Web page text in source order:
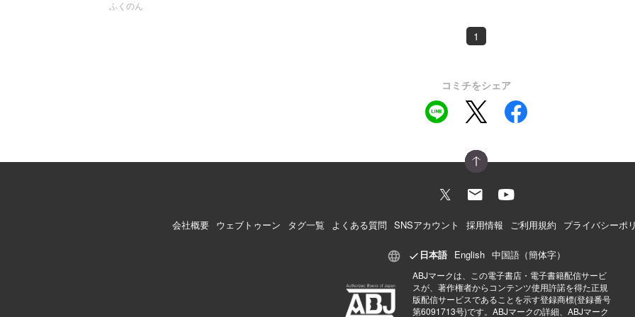
ふくのん
1
コミチをシェア
会社概要 ウェブトゥーン タグ一覧 よくある質問 SNSアカウント 採用情報 ご利用規約 プライバシーポ
日本語 English 中国語（簡体字）
ABJマークは、この電子書店・電子書籍配信サービ
スが、著作権者からコンテンツ使用許諾を得た正規
版配信サービスであることを示す登録商標(登録番号
第6091713号)です。ABJマークの詳細、ABJマーク